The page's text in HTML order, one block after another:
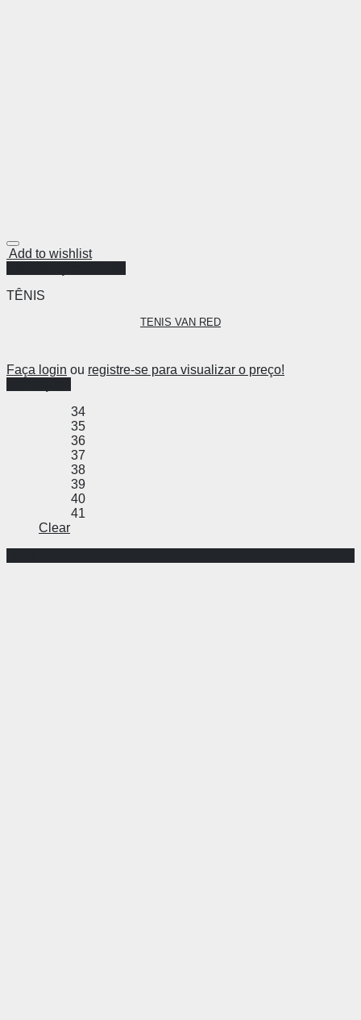
Add to wishlist
TÊNIS
TENIS VAN RED
Faça login ou registre-se para visualizar o preço!
34
35
36
37
38
39
40
41
Clear